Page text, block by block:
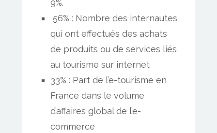
9%.
56% : Nombre des internautes
qui ont effectués des achats
de produits ou de services liés
au tourisme sur internet
33% : Part de l’e-tourisme en
France dans le volume
d’affaires global de l’e-
commerce